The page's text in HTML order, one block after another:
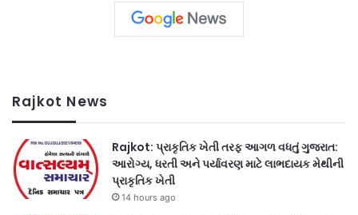
Rajkot News
Rajkot: પ્રાકૃતિક ખેતી તરફ આગળ વધતું ગુજરાત:
આરોગ્ય, ધરતી અને પર્યાવરણ માટે લાભદાયક મેથીની
પ્રાકૃતિક ખેતી
14 hours ago